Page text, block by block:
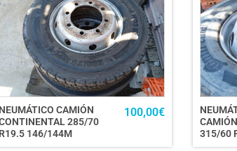
NEUMÁTICO CAMIÓN
285/70
R19.5 146/144M
100,00€
315/60